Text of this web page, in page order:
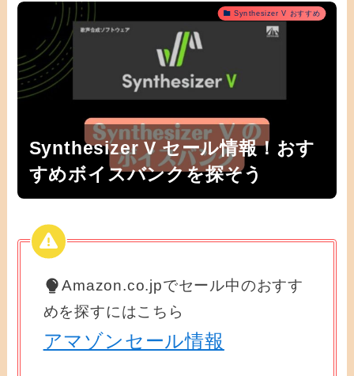
Synthesizer V おすすめ
Synthesizer V セール情報！おす
すめボイスバンクを探そう
Amazon.co.jpでセール中のおすす
めを探すにはこちら
アマゾンセール情報